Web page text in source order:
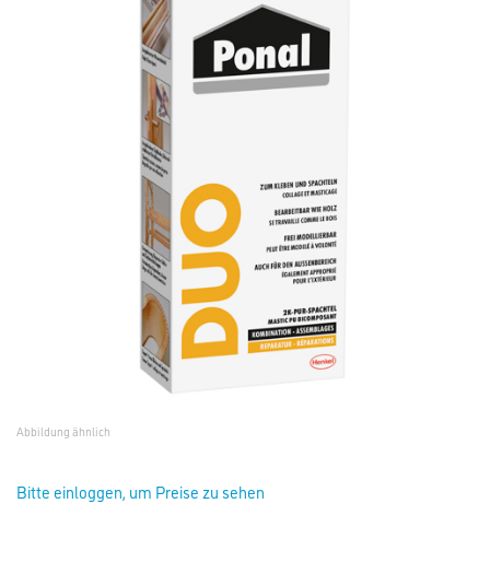
Abbildung ähnlich
Bitte einloggen, um Preise zu sehen